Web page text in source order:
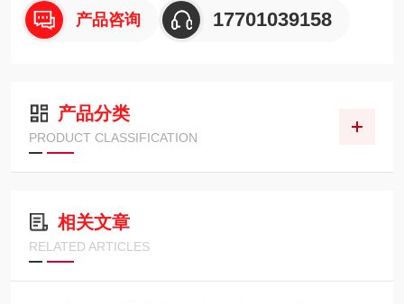
产品咨询 17701039158
产品分类
PRODUCT CLASSIFICATION
相关文章
RELATED ARTICLES